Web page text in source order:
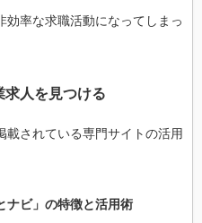
効率な求職活動になってしまっ
求人を見つける
載されている専門サイトの活用
ナビ」の特徴と活用術